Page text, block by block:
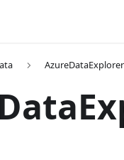
AzureDataExplorer